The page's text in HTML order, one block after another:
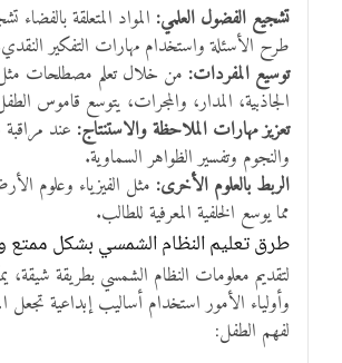
تشجيع الفضول العلمي: المواد المتعلقة
طرح الأسئلة واستخدام مهارات التفكير
توسيع المفردات: من خلال تعلم مصطلحات
الجاذبية، المدار، والمجرات، يتوسع قاموس
تعزيز مهارات الملاحظة والاستنتاج: عند
والنجوم وتفسير الظواهر السماوية.
الربط بالعلوم الأخرى: مثل الفيزياء وعلوم
مما يوسع الخلفية المعرفية للطالب.
طرق تعليم النظام الشمسي بشكل ممتع
لتقديم معلومات النظام الشمسي بطريقة شيقة،
وأولياء الأمور استخدام أساليب إبداعية تجعل
لفهم الطفل: